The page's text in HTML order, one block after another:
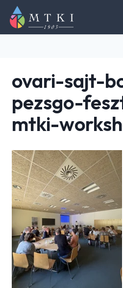
content
ovari-sajt-
pezsgo-
mtki-